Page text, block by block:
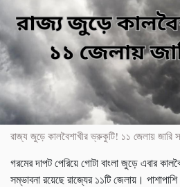
রাজ্য জুড়ে কালবৈশাখীর ভ্রুকুটি! ১১ জেলায়
গরমের দাপট পেরিয়ে গোটা বাংলা জুড়ে এবার
সম্ভাবনা রয়েছে রাজ্যের ১১টি জেলায়। পাশাপাশি